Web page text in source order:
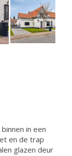
in een
en de trap
glazen deur